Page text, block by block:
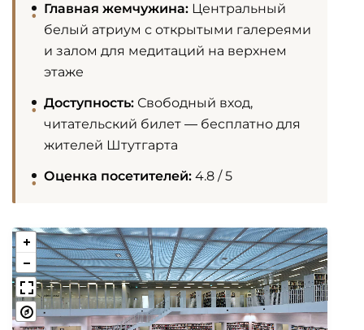
Главная жемчужина: Центральный
белый атриум с открытыми галереями
и залом для медитаций на верхнем
этаже
Доступность: Свободный вход,
читательский билет — бесплатно для
жителей Штутгарта
Оценка посетителей: 4.8 / 5